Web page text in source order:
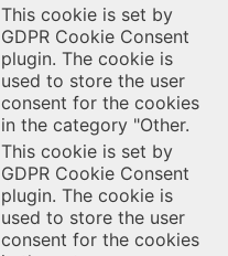
This cookie is set by
GDPR Cookie Consent
plugin. The cookie is
used to store the user
consent for the cookies
in the category "Other.
This cookie is set by
GDPR Cookie Consent
plugin. The cookie is
used to store the user
consent for the cookies